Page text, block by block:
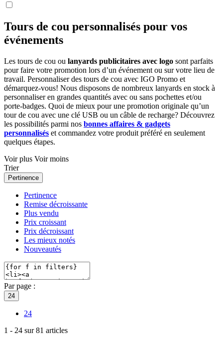
Tours de cou personnalisés pour vos
événements
Les tours de cou ou lanyards publicitaires avec logo sont parfaits
pour faire votre promotion lors d’un événement ou sur votre lieu de
travail. Personnaliser des tours de cou avec IGO Promo et
démarquez-vous! Nous disposons de nombreux lanyards en stock à
personnaliser en grandes quantités avec ou sans pochettes et/ou
porte-badges. Quoi de mieux pour une promotion originale qu’un
tour de cou avec une clé USB ou un câble de recharge? Découvrez
les possibilités parmi nos bonnes affaires & gadgets
personnalisés et commandez votre produit préféré en seulement
quelques étapes.
Voir plus Voir moins
Trier
Pertinence
Pertinence
Remise décroissante
Plus vendu
Prix croissant
Prix décroissant
Les mieux notés
Nouveautés
Par page :
24
24
1 - 24 sur81 articles